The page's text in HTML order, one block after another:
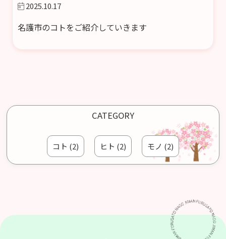
2025.10.17
名護市のコトをご紹介していきます
CATEGORY
コト (2) ヒト (2) モノ (2)